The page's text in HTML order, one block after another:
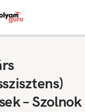
– Szolnok